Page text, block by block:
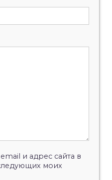
и адрес сайта в
моих